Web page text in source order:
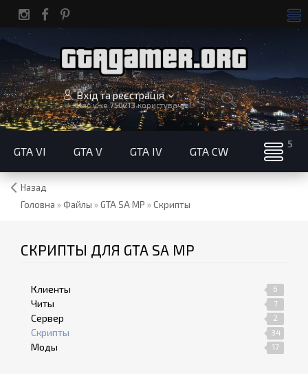
Вхід та реєстрація
Нас уже750213користувачів!
GTA VI GTA V GTA IV GTA CW
Назад
Головна »Файлы » GTA SA MP »Скрипты
СКРИПТЫ ДЛЯ GTA SA MP
Клиенты 6
Читы 7
Сервер 2
Скрипты 34
Моды 17